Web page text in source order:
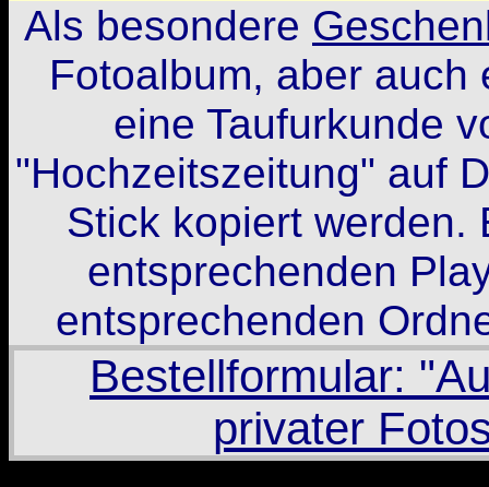
Als besondere
Fotoalbum, aber auch
eine Taufurkunde
"Hochzeitszeitung" auf
Stick kopiert werden.
entsprechenden
entsprechenden
Bestellformular:
privater